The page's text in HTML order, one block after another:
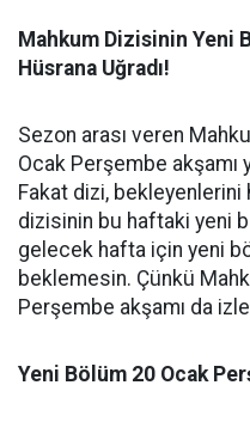
Mahkum Dizisinin Yeni
Hüsrana Uğradı!
Sezon arası veren
Ocak Perşembe akşamı
Fakat dizi, bekleyenlerini
dizisinin bu haftaki yeni
gelecek hafta için yeni
beklemesin. Çünkü
Perşembe akşamı da
Yeni Bölüm 20 Ocak